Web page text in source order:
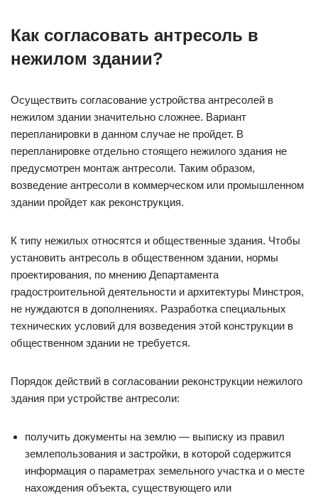
Как согласовать антресоль в
нежилом здании?
Осуществить согласование устройства антресолей в
нежилом здании значительно сложнее. Вариант
перепланировки в данном случае не пройдет. В
перепланировке отдельно стоящего нежилого здания не
предусмотрен монтаж антресоли. Таким образом,
возведение антресоли в коммерческом или промышленном
здании пройдет как реконструкция.
К типу нежилых относятся и общественные здания. Чтобы
установить антресоль в общественном здании, нормы
проектирования, по мнению Департамента
градостроительной деятельности и архитектуры Минстроя,
не нуждаются в дополнениях. Разработка специальных
технических условий для возведения этой конструкции в
общественном здании не требуется.
Порядок действий в согласовании реконструкции нежилого
здания при устройстве антресоли:
получить документы на землю — выписку из правил
землепользования и застройки, в которой содержится
информация о параметрах земельного участка и о месте
нахождения объекта, существующего или